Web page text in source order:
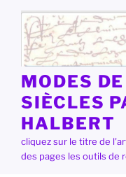
contenu
principal
MODES
SIÈCLES
HALBERT
cliquez sur le titre de
des pages les outils de